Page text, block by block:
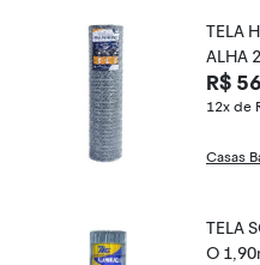
TELA
ALHA
L
R$
12x de
Casas
TELA
O